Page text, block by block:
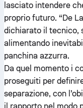
lasciato intendere
proprio futuro. “De
dichiarato il tecnico,
alimentando
panchina azzurra.
Da quel momento i
proseguiti per
separazione, con